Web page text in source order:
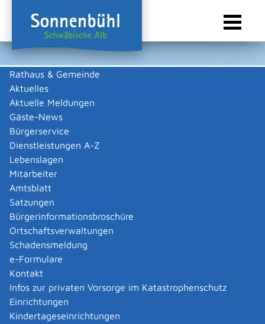
Rathaus & Gemeinde
Aktuelles
Aktuelle Meldungen
Gäste-News
Bürgerservice
Dienstleistungen A-Z
Lebenslagen
Mitarbeiter
Amtsblatt
Satzungen
Bürgerinformationsbroschüre
Ortschaftsverwaltungen
Schadensmeldung
e-Formulare
Kontakt
Infos zur privaten Vorsorge im Katastrophenschutz
Einrichtungen
Kindertageseinrichtungen
Sie sind hier:
Gewerbeliste
Fahrschule Töff-Töff GmbH
Beschreibung
Fahrschule
Hans-Frieder Reiff
Zurück
| |